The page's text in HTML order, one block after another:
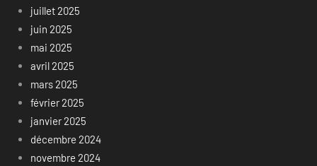
juillet 2025
juin 2025
mai 2025
avril 2025
mars 2025
février 2025
janvier 2025
décembre 2024
novembre 2024